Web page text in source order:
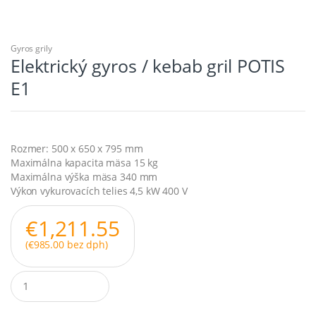
Gyros grily
Elektrický gyros / kebab gril POTIS
E1
Rozmer: 500 x 650 x 795 mm
Maximálna kapacita mäsa 15 kg
Maximálna výška mäsa 340 mm
Výkon vykurovacích telies 4,5 kW 400 V
€1,211.55
(€985.00bez dph)
Q
u
a